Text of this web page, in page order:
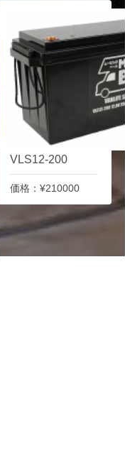
VLS12-200
価格：¥210000